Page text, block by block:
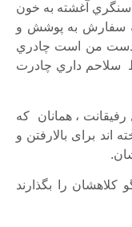
آغشته به خون
كه سفارش به پوشش و
دست من است چادري
سلاحم داري چادرت
، همانان که
اند برای بالارفتن و
کلاهشان را بگذارند